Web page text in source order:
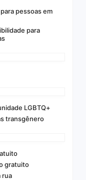
pessoas em
para
LGBTQ+
transgênero
gratuito
rua